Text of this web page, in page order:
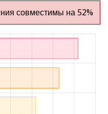
совместимы на 52%